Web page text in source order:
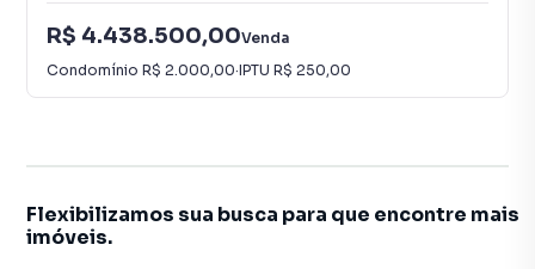
R$ 4.438.500,00Venda
Condomínio R$ 2.000,00·IPTU R$ 250,00
Flexibilizamos sua busca para que encontre mais
imóveis.